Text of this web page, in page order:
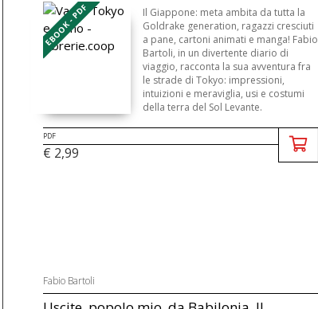
EBOOK - PDF
Il Giappone: meta ambita da tutta la
Goldrake generation, ragazzi cresciuti
a pane, cartoni animati e manga! Fabio
Bartoli, in un divertente diario di
viaggio, racconta la sua avventura fra
le strade di Tokyo: impressioni,
intuizioni e meraviglia, usi e costumi
della terra del Sol Levante.
PDF
€ 2,99
Fabio Bartoli